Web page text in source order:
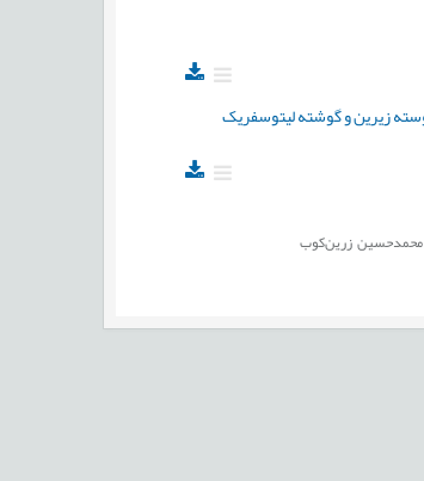
محمدحسین زرین‌کوب